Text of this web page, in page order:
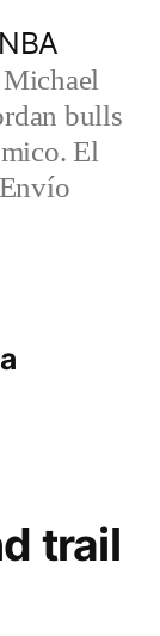
Michael
bulls
El
trail